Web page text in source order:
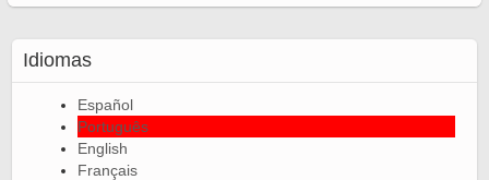
Idiomas
Español
Português
English
Français